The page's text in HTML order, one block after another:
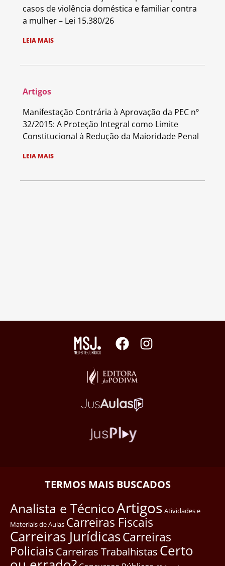
casos de violência doméstica e familiar contra
a mulher – Lei 15.380/26
LEIA MAIS
Artigos
Manifestação Contrária à Aprovação da PEC nº
32/2015: A Proteção Integral como Limite
Constitucional à Redução da Maioridade Penal
LEIA MAIS
TERMOS MAIS BUSCADOS
Analista e TécnicoArtigos Atividades e
Materiais de Aulas Carreiras Fiscais
Carreiras JurídicasCarreiras
Policiais Carreiras Trabalhistas Certo